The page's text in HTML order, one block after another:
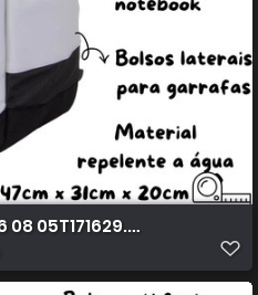
08 05T171629.543